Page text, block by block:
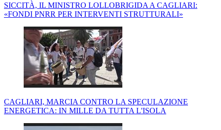
SICCITÀ, IL MINISTRO LOLLOBRIGIDA A CAGLIARI:
«FONDI PNRR PER INTERVENTI STRUTTURALI»
CAGLIARI, MARCIA CONTRO LA SPECULAZIONE
ENERGETICA: IN MILLE DA TUTTA L'ISOLA